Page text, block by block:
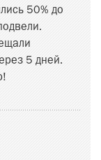
50% до
5 дней.